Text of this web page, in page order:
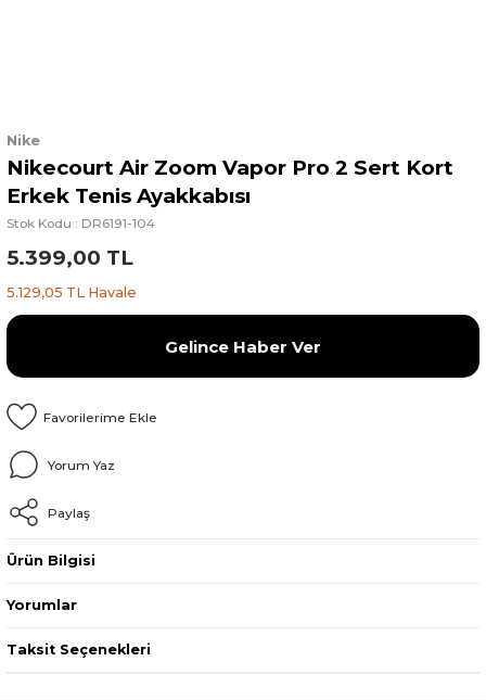
Nike
Nikecourt Air Zoom Vapor Pro 2 Sert Kort
Erkek Tenis Ayakkabısı
Stok Kodu : DR6191-104
5.399,00 TL
5.129,05 TL Havale
Gelince Haber Ver
Yorum Yaz
Paylaş
Ürün Bilgisi
Yorumlar
Taksit Seçenekleri